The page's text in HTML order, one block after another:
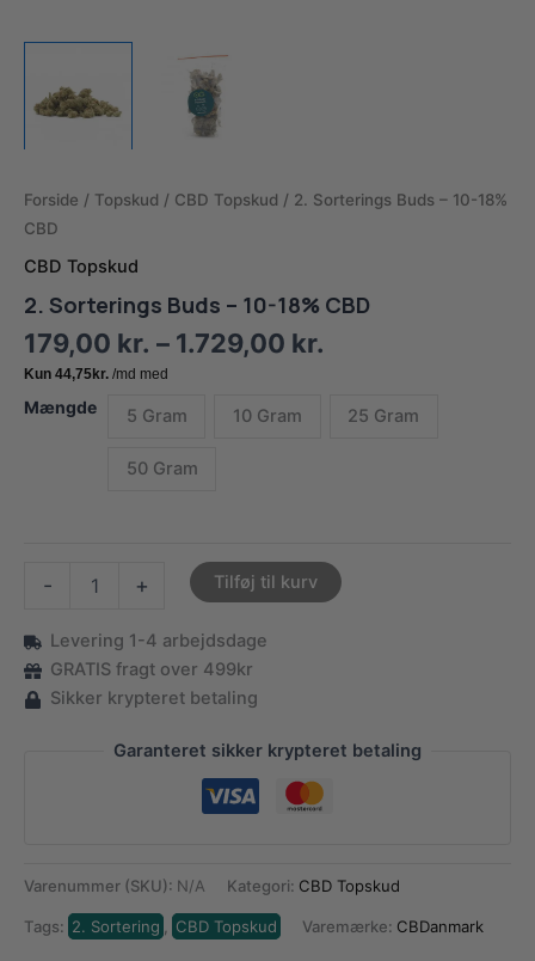
Forside / Topskud / CBD Topskud / 2. Sorterings Buds – 10-18%
CBD
CBD Topskud
2. Sorterings Buds – 10-18% CBD
179,00 kr. – 1.729,00 kr.
1.729,00 kr.
Mængde 5 Gram 10 Gram 25 Gram
50 Gram
-
Sorterings
-
10-
18%
CBD
+ Tilføj til kurv
Levering 1-4 arbejdsdage
GRATIS fragt over 499kr
Sikker krypteret betaling
Garanteret sikker krypteret betaling
Varenummer (SKU): N/A Kategori: CBD Topskud
Tags: 2. Sortering , CBD Topskud Varemærke: CBDanmark